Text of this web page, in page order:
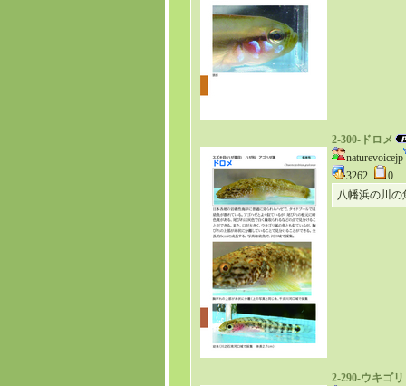
2-300-ドロメ
naturevoicejp
3262
0
八幡浜の川
2-290-ウキゴリ